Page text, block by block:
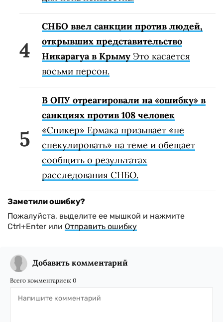
СНБО ввел санкции против людей,
открывших представительство
Никарагуа в Крыму Это касается
восьми персон.
В ОПУ отреагировали на «ошибку» в
санкциях против 108 человек
«Спикер» Ермака призывает «не
спекулировать» на теме и обещает
сообщить о результатах
расследования СНБО.
Заметили ошибку?
Пожалуйста, выделите ее мышкой и нажмите
Ctrl+Enter или Отправить ошибку
Добавить комментарий
Всего комментариев: 0